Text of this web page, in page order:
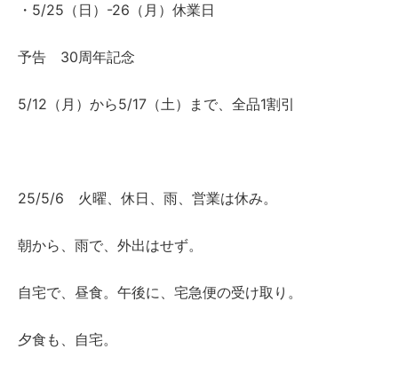
・5/25（日）-26（月）休業日
予告 30周年記念
5/12（月）から5/17（土）まで、全品1割引
25/5/6 火曜、休日、雨、営業は休み。
朝から、雨で、外出はせず。
自宅で、昼食。午後に、宅急便の受け取り。
夕食も、自宅。